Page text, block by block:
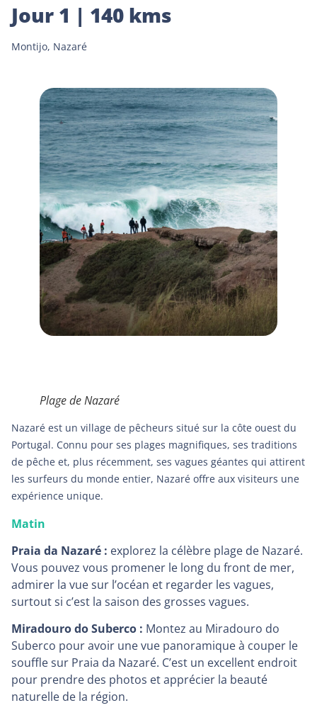
Jour 1 | 140 kms
Montijo, Nazaré
Plage de Nazaré
Nazaré est un village de pêcheurs situé sur la côte ouest du
Portugal. Connu pour ses plages magnifiques, ses traditions
de pêche et, plus récemment, ses vagues géantes qui attirent
les surfeurs du monde entier, Nazaré offre aux visiteurs une
expérience unique.
Matin
Praia da Nazaré : explorez la célèbre plage de Nazaré.
Vous pouvez vous promener le long du front de mer,
admirer la vue sur l’océan et regarder les vagues,
surtout si c’est la saison des grosses vagues.
Miradouro do Suberco : Montez au Miradouro do
Suberco pour avoir une vue panoramique à couper le
souffle sur Praia da Nazaré. C’est un excellent endroit
pour prendre des photos et apprécier la beauté
naturelle de la région.